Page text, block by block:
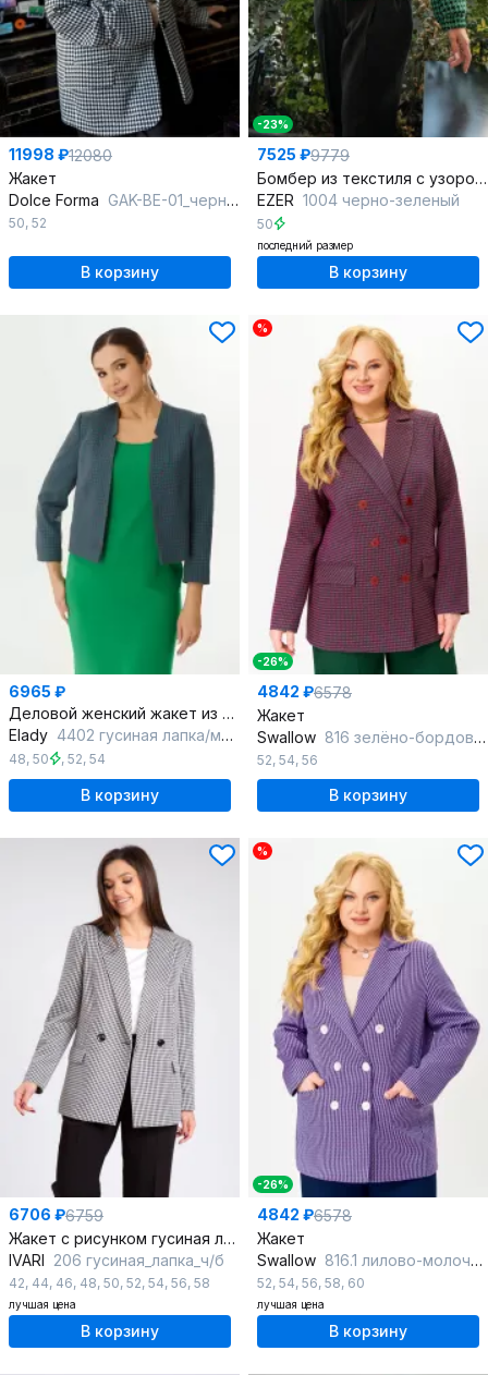
11998 ₽12080
Жакет
Dolce Forma GAK-BE-01_черно-белый
50, 52
В корзину
-23%
7525 ₽9779
Бомбер из текстиля с узором гусиной лапки и спущенной линией плеча
EZER 1004 черно-зеленый
50
последний размер
В корзину
6965 ₽
Деловой женский жакет из текстиля с лацканами
Elady 4402 гусиная лапка/мультиколор
48, 50 , 52, 54
В корзину
%
-26%
4842 ₽6578
Жакет
Swallow 816 зелёно-бордовая_мелкая_гусиная_лапка
52, 54, 56
В корзину
6706 ₽6759
Жакет с рисунком гусиная лапка и лацканами
IVARI 206 гусиная_лапка_ч/б
42, 44, 46, 48, 50, 52, 54, 56, 58
лучшая цена
В корзину
%
-26%
4842 ₽6578
Жакет
Swallow 816.1 лилово-молочная_мелкая_гусиная_лапка
52, 54, 56, 58, 60
лучшая цена
В корзину